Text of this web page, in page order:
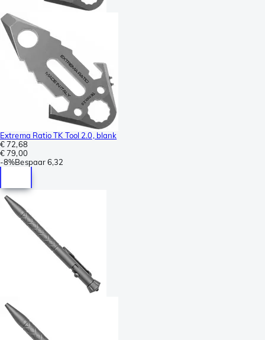
Extrema Ratio TK Tool 2.0, blank
€ 72,68
€ 79,00
-8%Bespaar6,32